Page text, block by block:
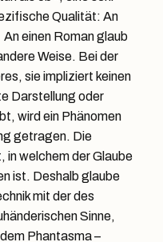
Qualität: An
einen Roman glaub
Weise. Bei der
sie impliziert keinen
Darstellung oder
wird ein Phänomen
getragen. Die
in welchem der Glaube
ist. Deshalb glaube
mit der des
Sinne,
Phantasma –